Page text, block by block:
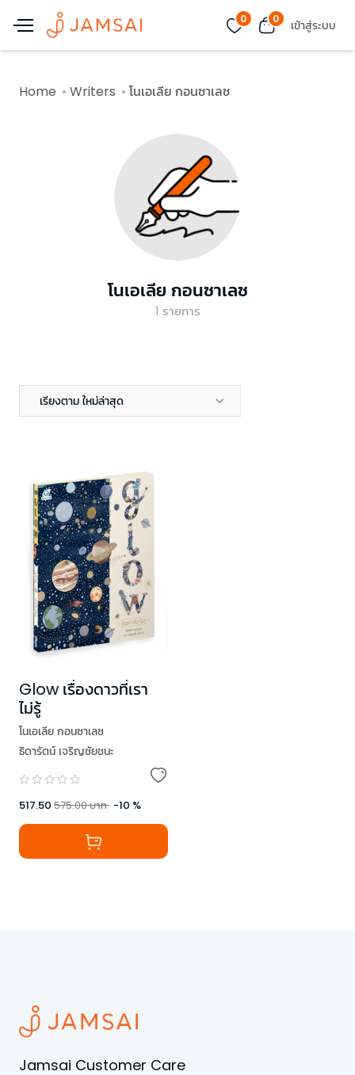
0 0 เข้าสู่ระบบ
Home Writers โนเอเลีย กอนซาเลซ
โนเอเลีย กอนซาเลซ
1 รายการ
เรียงตาม ใหม่ล่าสุด
Glow เรื่องดาวที่เรา
ไม่รู้
โนเอเลีย กอนซาเลซ
ธิดารัตน์ เจริญชัยชนะ
517.50 575.00บาท -10 %
Jamsai Customer Care